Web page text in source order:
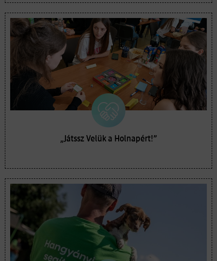
„Játssz Velük a Holnapért!”